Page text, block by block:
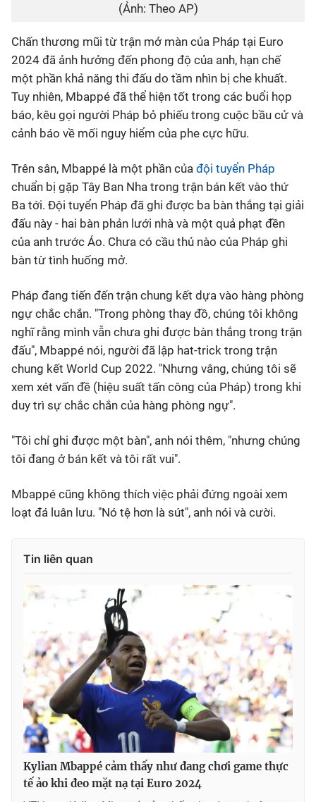
(Ảnh: Theo AP)
Chấn thương mũi từ trận mở màn của Pháp tại Euro
2024 đã ảnh hưởng đến phong độ của anh, hạn chế
một phần khả năng thi đấu do tầm nhìn bị che khuất.
Tuy nhiên, Mbappé đã thể hiện tốt trong các buổi họp
báo, kêu gọi người Pháp bỏ phiếu trong cuộc bầu cử và
cảnh báo về mối nguy hiểm của phe cực hữu.
Trên sân, Mbappé là một phần của đội tuyển Pháp
chuẩn bị gặp Tây Ban Nha trong trận bán kết vào thứ
Ba tới. Đội tuyển Pháp đã ghi được ba bàn thắng tại giải
đấu này - hai bàn phản lưới nhà và một quả phạt đền
của anh trước Áo. Chưa có cầu thủ nào của Pháp ghi
bàn từ tình huống mở.
Pháp đang tiến đến trận chung kết dựa vào hàng phòng
ngự chắc chắn. "Trong phòng thay đồ, chúng tôi không
nghĩ rằng mình vẫn chưa ghi được bàn thắng trong trận
đấu", Mbappé nói, người đã lập hat-trick trong trận
chung kết World Cup 2022. "Nhưng vâng, chúng tôi sẽ
xem xét vấn đề (hiệu suất tấn công của Pháp) trong khi
duy trì sự chắc chắn của hàng phòng ngự".
"Tôi chỉ ghi được một bàn", anh nói thêm, "nhưng chúng
tôi đang ở bán kết và tôi rất vui".
Mbappé cũng không thích việc phải đứng ngoài xem
loạt đá luân lưu. "Nó tệ hơn là sút", anh nói và cười.
Tin liên quan
Kylian Mbappé cảm thấy như đang chơi game thực
tế ảo khi đeo mặt nạ tại Euro 2024